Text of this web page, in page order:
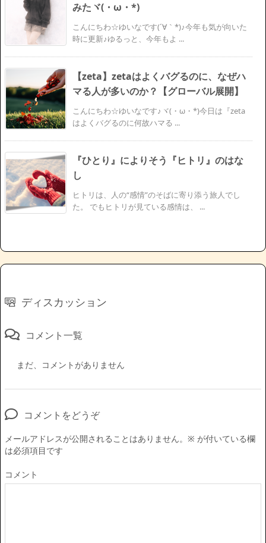
みたヾ(・ω・*)
こんにちわ☆ゆいなです(´∀｀*)♪今年も気が向いた
時に更新♪ゆるっと、今年もよ ...
【zeta】zetaはよくバグるのに、なぜハ
マる人が多いのか？【グローバル展開】
こんにちわ☆ゆいなです♪ヾ(・ω・*)今日は『zeta
はよくバグるのに何故ハマる ...
『ひとり』によりそう『ヒトリ』のはな
し
ヒトリは、人の“感情”のそばに寄り添う旅人でし
た。 でもヒトリが見ている感情は、 ...
ディスカッション
コメント一覧
まだ、コメントがありません
コメントをどうぞ
メールアドレスが公開されることはありません。 ※ が付いている欄
は必須項目です
コメント